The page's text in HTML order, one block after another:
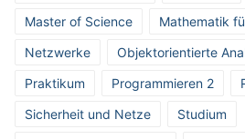
Master of Science
Mathematik
Netzwerke
Objektorientierte
Praktikum
Programmieren 2
Sicherheit und Netze
Studium